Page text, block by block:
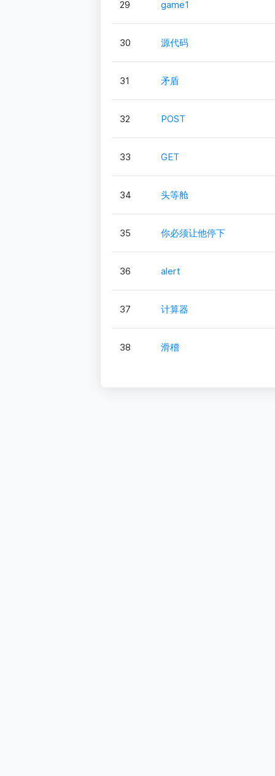
29 game1
30 源代码
31 矛盾
32 POST
33 GET
34 头等舱
35 你必须让他停下
36 alert
37 计算器
38 滑稽